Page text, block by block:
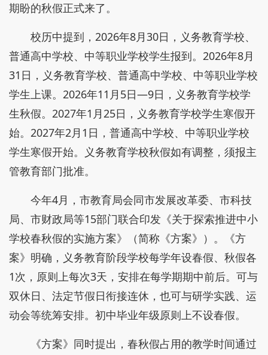
期盼的秋假正式来了。
校历中提到，2026年8月30日，义务教育学校、
普通高中学校、中等职业学校学生报到。2026年8月
31日，义务教育学校、普通高中学校、中等职业学校
学生上课。2026年11月5日—9日，义务教育学校学
生秋假。2027年1月25日，义务教育学校学生寒假开
始。2027年2月1日，普通高中学校、中等职业学校
学生寒假开始。义务教育学校秋假如有调整，须报主
管教育部门批准。
今年4月，市教育局会同市发展改革委、市科技
局、市财政局等15部门联合印发《关于探索推进中小
学校春秋假的实施方案》（简称《方案》）。《方
案》明确，义务教育阶段学校每学年设春假、秋假各
1次，原则上每次3天，安排在每学期期中前后。可与
双休日、法定节假日衔接连休，也可与研学实践、运
动会等统筹安排。初中毕业年级原则上不设春假。
《方案》同时提出，春秋假占用的教学时间通过